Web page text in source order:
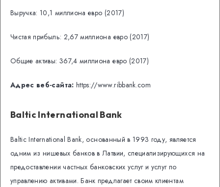
Выручка: 10,1 миллиона евро (2017)
Чистая прибыль: 2,67 миллиона евро (2017)
Общие активы: 367,4 миллиона евро (2017)
Адрес веб-сайта: https://www.ribbank.com
Baltic International Bank
Baltic International Bank, основанный в 1993 году, является
одним из нишевых банков в Латвии, специализирующихся на
предоставлении частных банковских услуг и услуг по
управлению активами. Банк предлагает своим клиентам